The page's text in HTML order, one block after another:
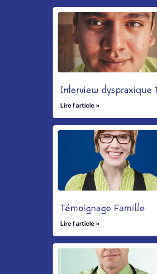
Interview dyspraxique 1
Lire l'article »
Témoignage Famille
Lire l'article »